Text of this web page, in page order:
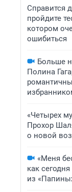
Справится
пройдите
котором
ошибиться
Больше
Полина
«Четырех
Прохор
о новой
«Меня
как
из